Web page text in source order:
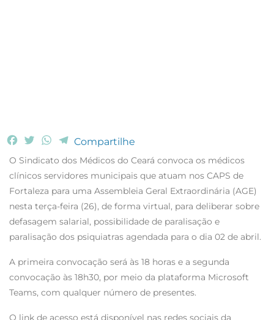
F
c
e
b
o
o
k
i
t
t
e
r
W
a
t
s
A
p
p
T
l
e
g
r
a
m
Compartilhe
O Sindicato dos Médicos do Ceará convoca os médicos
clínicos servidores municipais que atuam nos CAPS de
Fortaleza para uma Assembleia Geral Extraordinária (AGE)
nesta terça-feira (26), de forma virtual, para deliberar sobre
defasagem salarial, possibilidade de paralisação e
paralisação dos psiquiatras agendada para o dia 02 de abril.
A primeira convocação será às 18 horas e a segunda
convocação às 18h30, por meio da plataforma Microsoft
Teams, com qualquer número de presentes.
O link de acesso está disponível nas redes sociais da